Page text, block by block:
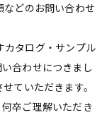
どのお問い合わせ
カタログ・サンプル
合わせにつきまし
ていただきます。
卒ご理解いただき